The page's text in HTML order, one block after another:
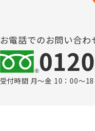
お電話でのお問い合わ
受付時間 月～金 10：00～